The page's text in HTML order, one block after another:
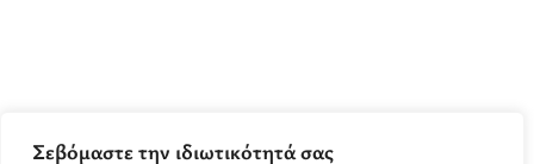
Σεβόμαστε την ιδιωτικότητά σας